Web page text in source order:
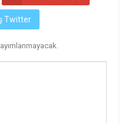
Twitter